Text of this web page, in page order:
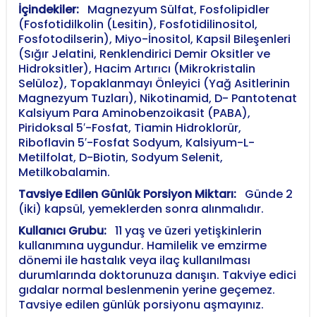
İçindekiler: Magnezyum Sülfat, Fosfolipidler
(Fosfotidilkolin (Lesitin), Fosfotidilinositol,
Fosfotodilserin), Miyo-İnositol, Kapsil Bileşenleri
(Sığır Jelatini, Renklendirici Demir Oksitler ve
Hidroksitler), Hacim Artırıcı (Mikrokristalin
Selüloz), Topaklanmayı Önleyici (Yağ Asitlerinin
Magnezyum Tuzları), Nikotinamid, D- Pantotenat
Kalsiyum Para Aminobenzoikasit (PABA),
Piridoksal 5′-Fosfat, Tiamin Hidroklorür,
Riboflavin 5′-Fosfat Sodyum, Kalsiyum-L-
Metilfolat, D-Biotin, Sodyum Selenit,
Metilkobalamin.
Tavsiye Edilen Günlük Porsiyon Miktarı: Günde 2
(iki) kapsül, yemeklerden sonra alınmalıdır.
Kullanıcı Grubu: 11 yaş ve üzeri yetişkinlerin
kullanımına uygundur. Hamilelik ve emzirme
dönemi ile hastalık veya ilaç kullanılması
durumlarında doktorunuza danışın. Takviye edici
gıdalar normal beslenmenin yerine geçemez.
Tavsiye edilen günlük porsiyonu aşmayınız.